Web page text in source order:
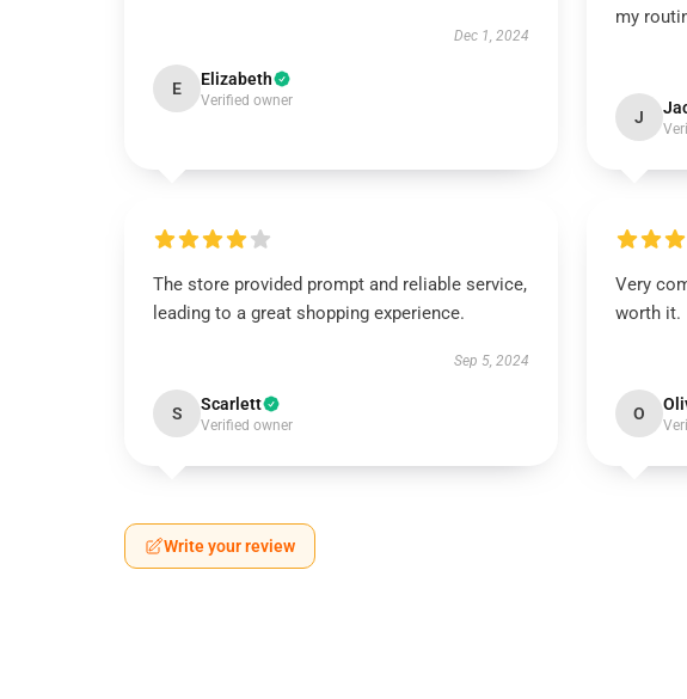
Dec 1, 2024
E Elizabeth
Verified owner
my
J
The store provided prompt and reliable service,
leading to a great shopping experience.
Sep 5, 2024
S Scarlett
Verified owner
Very
worth it.
O
Write your review